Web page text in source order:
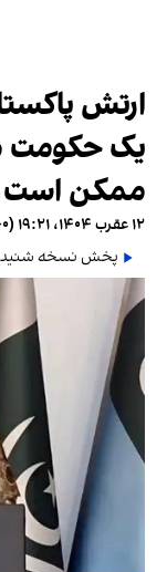
ارتش
یک حکومت
ممکن است
۱۲ عقرب ۱۴۰۴، ۱۹:۲۱ (‎+۰ گرینویچ)
پخش نسخه